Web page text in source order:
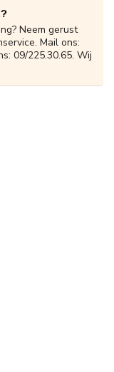
Neem gerust
Mail ons:
09/225.30.65. Wij